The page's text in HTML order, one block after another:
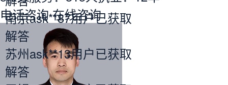
南京ask**87用户已获取
解答
苏州ask**13用户已获取
解答
电话咨询 在线咨询